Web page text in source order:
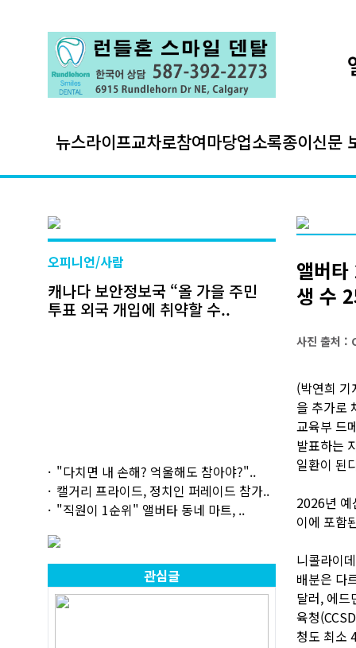
뉴스라이프교차로참여마당업소록종이신문
오피니언/사람
캐나다 보안정보국 “올 가을 주민
투표 외국 개입에 취약할 수..
"다치면 내 손해? 억울해도 참아야?"..
캘거리 프라이드, 정치인 퍼레이드 참가..
"직원이 1순위" 앨버타 동네 마트, ..
관심글
앨버
생 수
사진 출처 :
(박연희
을 추가로
교육부 드
발표하는
일환이 된
2026년 예
이에 포함
니콜라이
배분은 다
달러, 에드
육청
청도 최소